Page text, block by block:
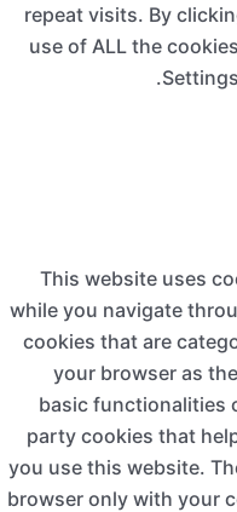
repeat visits. By
use of ALL the
This website uses
while you navigate
cookies that are
your browser as
basic functionalities
party cookies that
you use this website.
browser only with your